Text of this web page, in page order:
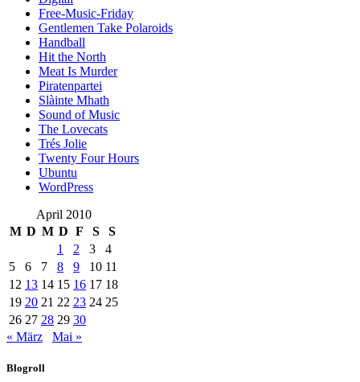
Free-Music-Friday
Gentlemen Take Polaroids
Handball
Hit the North
Meat Is Murder
Piratenpartei
Slàinte Mhath
Sound of Music
The Lovecats
Trés Jolie
Twenty Four Hours
Ubuntu
WordPress
April 2010
M D M D F S
S
1
2 3
4
5
6 7 8 9 10 11
12 13 14 15 16 17 18
19 20 21 22 23 24 25
26 27 28 29 30
« März
Mai »
Blogroll